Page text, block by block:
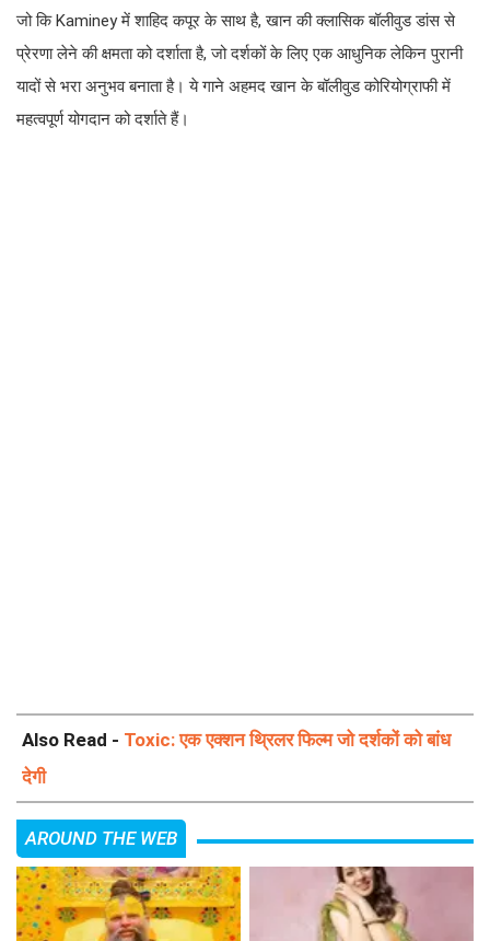
जो कि Kaminey में शाहिद कपूर के साथ है, खान की क्लासिक बॉलीवुड डांस से
प्रेरणा लेने की क्षमता को दर्शाता है, जो दर्शकों के लिए एक आधुनिक लेकिन पुरानी
यादों से भरा अनुभव बनाता है। ये गाने अहमद खान के बॉलीवुड कोरियोग्राफी में
महत्वपूर्ण योगदान को दर्शाते हैं।
Also Read - Toxic: एक एक्शन थ्रिलर फिल्म जो दर्शकों को बांध
देगी
AROUND THE WEB